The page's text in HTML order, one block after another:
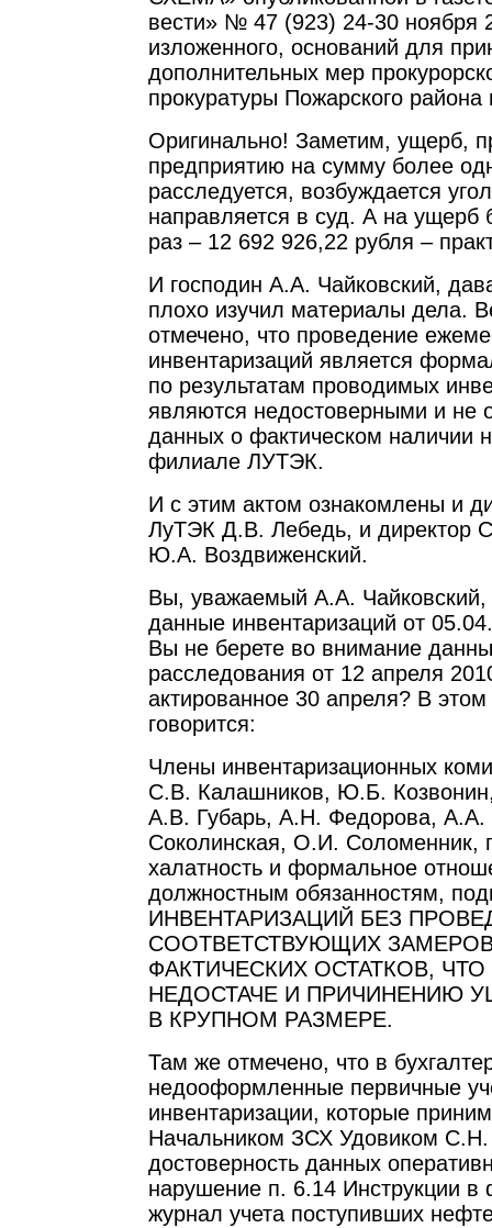
вести» № 47 (923) 24-30 ноября
изложенного, оснований для
дополнительных мер
прокуратуры Пожарского района
Оригинально! Заметим, ущерб,
предприятию на сумму более
расследуется, возбуждается
направляется в суд. А на ущерб
раз – 12 692 926,22 рубля –
И господин А.А. Чайковский,
плохо изучил материалы дела.
отмечено, что проведение
инвентаризаций является
по результатам проводимых
являются недостоверными и не
данных о фактическом наличии
филиале ЛУТЭК.
И с этим актом ознакомлены и
ЛуТЭК Д.В. Лебедь, и директор
Ю.А. Воздвиженский.
Вы, уважаемый А.А. Чайковский,
данные инвентаризаций от
Вы не берете во внимание
расследования от 12 апреля
актированное 30 апреля? В этом
говорится:
Члены инвентаризационных
С.В. Калашников, Ю.Б.
А.В. Губарь, А.Н. Федорова, А.А.
Соколинская, О.И. Соломенник,
халатность и формальное
должностным обязанностям,
ИНВЕНТАРИЗАЦИЙ БЕЗ
СООТВЕТСТВУЮЩИХ
ФАКТИЧЕСКИХ ОСТАТКОВ,
НЕДОСТАЧЕ И ПРИЧИНЕНИЮ
В КРУПНОМ РАЗМЕРЕ.
Там же отмечено, что в
недооформленные первичные
инвентаризации, которые
Начальником ЗСХ Удовиком С.Н.
достоверность данных
нарушение п. 6.14 Инструкции в
журнал учета поступивших